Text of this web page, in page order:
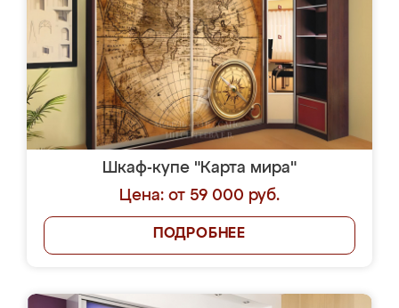
Шкаф-купе "Карта мира"
Цена: от 59 000 руб.
ПОДРОБНЕЕ